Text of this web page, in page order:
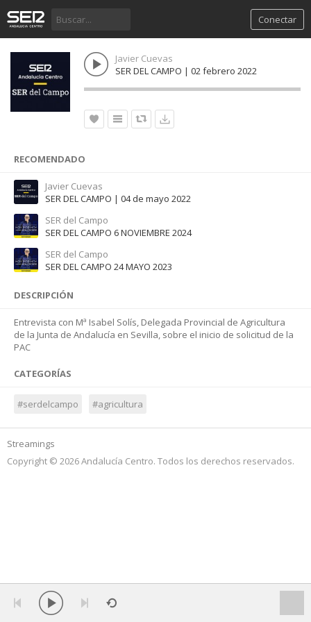
Conectar
Javier Cuevas
SER DEL CAMPO | 02 febrero 2022
RECOMENDADO
Javier Cuevas
SER DEL CAMPO | 04 de mayo 2022
SER del Campo
SER DEL CAMPO 6 NOVIEMBRE 2024
SER del Campo
SER DEL CAMPO 24 MAYO 2023
DESCRIPCIÓN
Entrevista con Mª Isabel Solís, Delegada Provincial de Agricultura
de la Junta de Andalucía en Sevilla, sobre el inicio de solicitud de la
PAC
CATEGORÍAS
#serdelcampo #agricultura
Streamings
Copyright © 2026 Andalucía Centro. Todos los derechos reservados.